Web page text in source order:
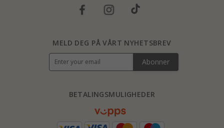
BETALINGSMULIGHEDER
MELD DEG PÅ VÅRT NYHETSBREV
Abonner